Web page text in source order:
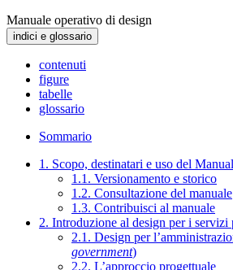
Manuale operativo di design
indici e glossario
contenuti
figure
tabelle
glossario
Sommario
1. Scopo, destinatari e uso del
1.1. Versionamento e storico
1.2. Consultazione del manuale
1.3. Contribuisci al manuale
2. Introduzione al design per i
2.1. Design per
government)
2.2. L’approccio progettuale